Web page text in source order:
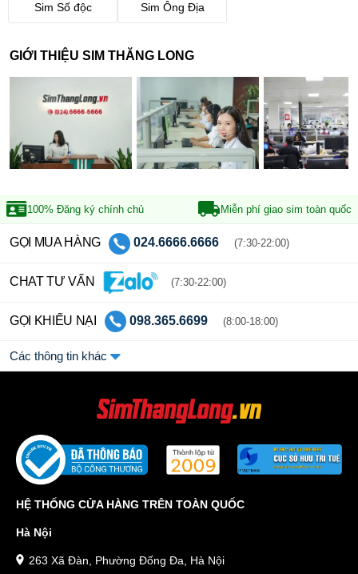
Sim Số độc Sim Ông Địa
GIỚI THIỆU SIM THĂNG LONG
100% Đăng ký chính chủ Miễn phí giao sim toàn quốc
GỌI MUA HÀNG 024.6666.6666 (7:30-22:00)
CHAT TƯ VẤN (7:30-22:00)
GỌI KHIẾU NẠI 098.365.6699 (8:00-18:00)
Các thông tin khác
HỆ THỐNG CỬA HÀNG TRÊN TOÀN QUỐC
Hà Nội
263 Xã Đàn, Phường Đống Đa, Hà Nội